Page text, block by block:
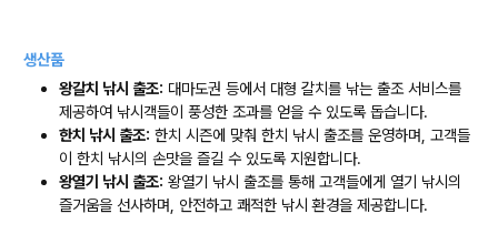
생산품
왕갈치 낚시 출조: 대마도권 등에서 대형 갈치를 낚는 출조 서비스를
제공하여 낚시객들이 풍성한 조과를 얻을 수 있도록 돕습니다.
한치 낚시 출조: 한치 시즌에 맞춰 한치 낚시 출조를 운영하며, 고객들
이 한치 낚시의 손맛을 즐길 수 있도록 지원합니다.
왕열기 낚시 출조: 왕열기 낚시 출조를 통해 고객들에게 열기 낚시의
즐거움을 선사하며, 안전하고 쾌적한 낚시 환경을 제공합니다.